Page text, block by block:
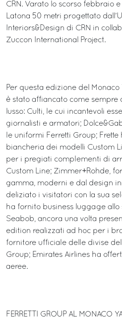
CRN. Varato lo scorso febbraio
Latona 50 metri progettato
Interiors&Design di CRN in
Zuccon International Project.
Per questa edizione del Monaco
è stato affiancato come sempre
lusso: Culti, le cui incantevoli
giornalisti e armatori;
le uniformi Ferretti Group;
biancheria dei modelli Custom
per i pregiati complementi di
Custom Line; Zimmer+Rohde,
gamma, moderni e dal design
deliziato i visitatori con la sua
ha fornito business luggage allo
Seabob, ancora una volta
edition realizzati ad hoc per i
fornitore ufficiale delle divise
Group; Emirates Airlines ha
aeree.
FERRETTI GROUP AL MONACO